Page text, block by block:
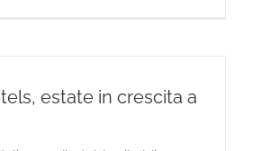
estate in crescita a